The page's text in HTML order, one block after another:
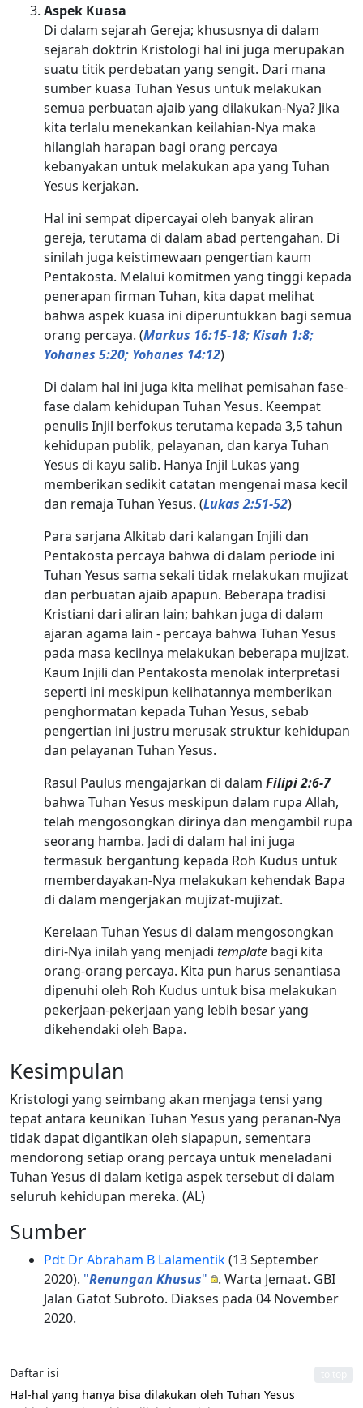
Aspek Kuasa
Di dalam sejarah Gereja; khususnya di dalam
sejarah doktrin Kristologi hal ini juga merupakan
suatu titik perdebatan yang sengit. Dari mana
sumber kuasa Tuhan Yesus untuk melakukan
semua perbuatan ajaib yang dilakukan-Nya? Jika
kita terlalu menekankan keilahian-Nya maka
hilanglah harapan bagi orang percaya
kebanyakan untuk melakukan apa yang Tuhan
Yesus kerjakan.
Hal ini sempat dipercayai oleh banyak aliran
gereja, terutama di dalam abad pertengahan. Di
sinilah juga keistimewaan pengertian kaum
Pentakosta. Melalui komitmen yang tinggi kepada
penerapan firman Tuhan, kita dapat melihat
bahwa aspek kuasa ini diperuntukkan bagi semua
orang percaya. (Markus 16:15-18; Kisah 1:8;
Yohanes 5:20; Yohanes 14:12)
Di dalam hal ini juga kita melihat pemisahan fase-
fase dalam kehidupan Tuhan Yesus. Keempat
penulis Injil berfokus terutama kepada 3,5 tahun
kehidupan publik, pelayanan, dan karya Tuhan
Yesus di kayu salib. Hanya Injil Lukas yang
memberikan sedikit catatan mengenai masa kecil
dan remaja Tuhan Yesus. (Lukas 2:51-52)
Para sarjana Alkitab dari kalangan Injili dan
Pentakosta percaya bahwa di dalam periode ini
Tuhan Yesus sama sekali tidak melakukan mujizat
dan perbuatan ajaib apapun. Beberapa tradisi
Kristiani dari aliran lain; bahkan juga di dalam
ajaran agama lain - percaya bahwa Tuhan Yesus
pada masa kecilnya melakukan beberapa mujizat.
Kaum Injili dan Pentakosta menolak interpretasi
seperti ini meskipun kelihatannya memberikan
penghormatan kepada Tuhan Yesus, sebab
pengertian ini justru merusak struktur kehidupan
dan pelayanan Tuhan Yesus.
Rasul Paulus mengajarkan di dalam Filipi 2:6-7
bahwa Tuhan Yesus meskipun dalam rupa Allah,
telah mengosongkan dirinya dan mengambil rupa
seorang hamba. Jadi di dalam hal ini juga
termasuk bergantung kepada Roh Kudus untuk
memberdayakan-Nya melakukan kehendak Bapa
di dalam mengerjakan mujizat-mujizat.
Kerelaan Tuhan Yesus di dalam mengosongkan
diri-Nya inilah yang menjadi templatebagi kita
orang-orang percaya. Kita pun harus senantiasa
dipenuhi oleh Roh Kudus untuk bisa melakukan
pekerjaan-pekerjaan yang lebih besar yang
dikehendaki oleh Bapa.
Kesimpulan
Kristologi yang seimbang akan menjaga tensi yang
tepat antara keunikan Tuhan Yesus yang peranan-Nya
tidak dapat digantikan oleh siapapun, sementara
mendorong setiap orang percaya untuk meneladani
Tuhan Yesus di dalam ketiga aspek tersebut di dalam
seluruh kehidupan mereka. (AL)
Sumber
Pdt Dr Abraham B Lalamentik(13 September
2020). "Renungan Khusus"
. Warta Jemaat. GBI
Jalan Gatot Subroto. Diakses pada 04 November
2020.
Daftar isi
Hal-hal yang hanya bisa dilakukan oleh Tuhan Yesus